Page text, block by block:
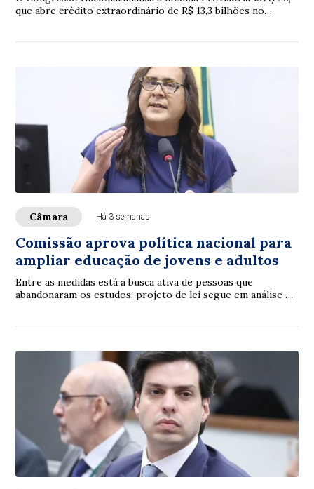
que abre crédito extraordinário de R$ 13,3 bilhões no
Câmara Há 3 semanas
Comissão aprova política nacional para
ampliar educação de jovens e adultos
Entre as medidas está a busca ativa de pessoas que
abandonaram os estudos; projeto de lei segue em análise na